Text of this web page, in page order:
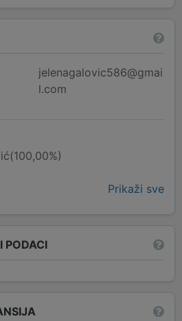
jelenagalovic586@gmai
l.com
Prikaži sve
PODACI